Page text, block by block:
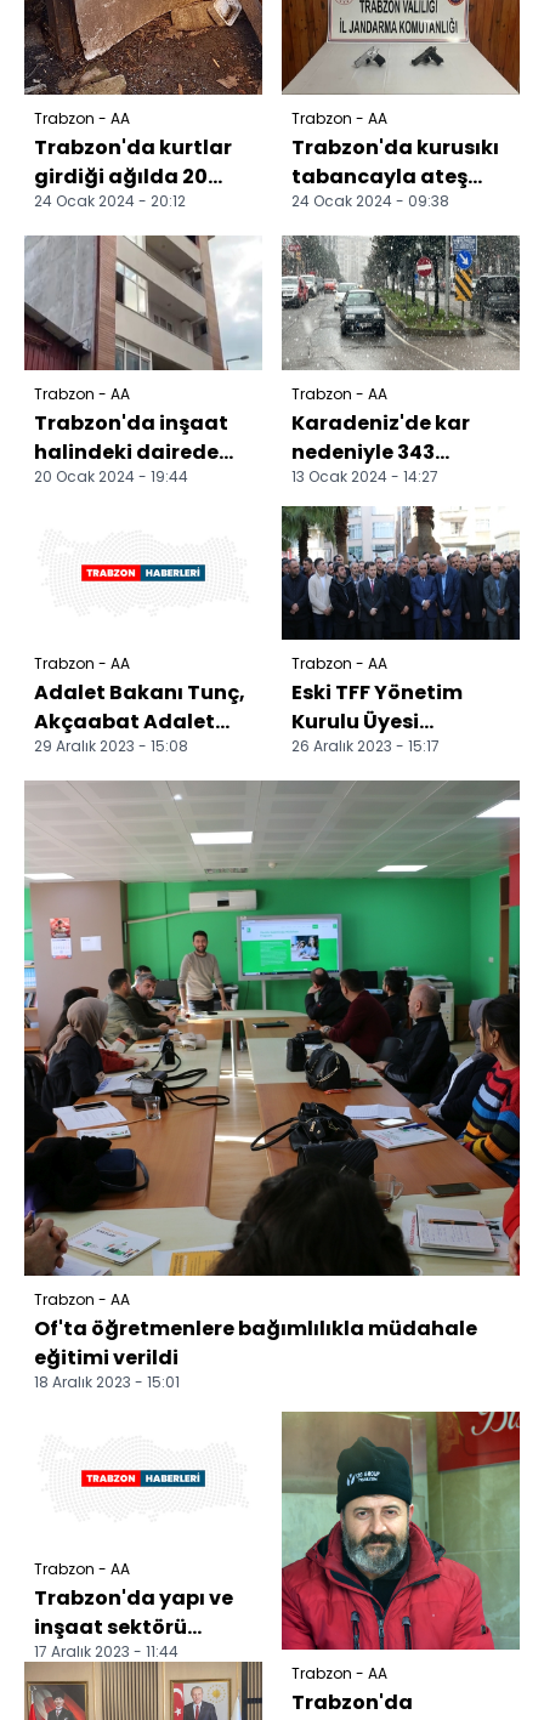
Trabzon - AA
Trabzon'da kurtlar
girdiği ağılda 20
küçükbaş hayvanı
telef etti
24 Ocak 2024 - 20:12
Trabzon - AA
Trabzon'da kurusıkı
tabancayla ateş
eden kişiye idari
para cezası
24 Ocak 2024 - 09:38
Trabzon - AA
Trabzon'da inşaat
halindeki dairede
çıkan yangın
20 Ocak 2024 - 19:44
Trabzon - AA
Karadeniz'de kar
nedeniyle 343
yerleşim yerine
ulaşım
sağlanamıyor
13 Ocak 2024 - 14:27
Trabzon - AA
Adalet Bakanı Tunç,
Akçaabat Adalet
Sarayı'nın temel
atma töreninde
29 Aralık 2023 - 15:08
Trabzon - AA
Eski TFF Yönetim
Kurulu Üyesi
Hacıkerimoğlu'nun
annesi son
yolculuğuna uğur...
26 Aralık 2023 - 15:17
Trabzon - AA
Of'ta öğretmenlere bağımlılıkla müdahale
eğitimi verildi
18 Aralık 2023 - 15:01
Trabzon - AA
Trabzon'da yapı ve
inşaat sektörü
değerlendirme
toplantısı yapıldı
17 Aralık 2023 - 11:44
Trabzon - AA
Trabzon'da